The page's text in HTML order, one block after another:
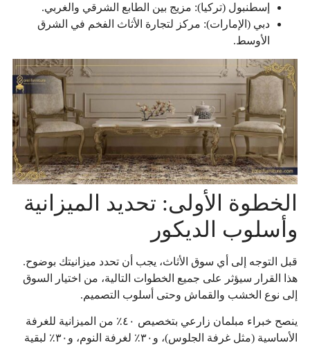
إسطنبول (تركيا): مزيج بين الطابع الشرقي والغربي.
دبي (الإمارات): مركز لتجارة الأثاث الفخم في الشرق
الأوسط.
الخطوة الأولى: تحديد الميزانية
وأسلوب الديكور
قبل التوجه إلى أي سوق الأثاث، يجب أن تحدد ميزانيتك بوضوح.
هذا القرار سيؤثر على جميع الخطوات التالية، من اختيار السوق
إلى نوع الخشب والقماش وحتى أسلوب التصميم.
ينصح خبراء مبلمان زارعي بتخصيص ٤٠٪ من الميزانية للغرفة
الأساسية (مثل غرفة الجلوس)، و٣٠٪ لغرفة النوم، و٣٠٪ لبقية